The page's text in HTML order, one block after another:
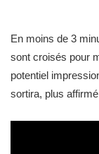
En moins de 3
sont croisés pour
potentiel
sortira, plus